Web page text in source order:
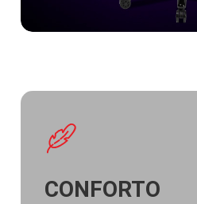
CONFORTO